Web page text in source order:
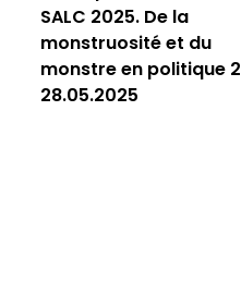
SALC 2025. De la
monstruosité et du
monstre en politique
28.05.2025